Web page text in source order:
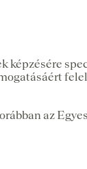
képzésére
az